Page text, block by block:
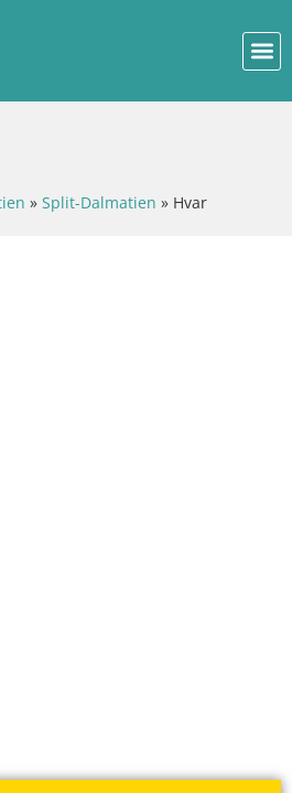
» Split-Dalmatien » Hvar